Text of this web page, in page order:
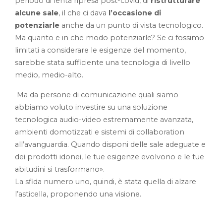
alcune sale, il che ci dava l’occasione di
potenziarle anche da un punto di vista tecnologico.
Ma quanto e in che modo potenziarle? Se ci fossimo
limitati a considerare le esigenze del momento,
sarebbe stata sufficiente una tecnologia di livello
medio, medio-alto.
Ma da persone di comunicazione quali siamo
abbiamo voluto investire su una soluzione
tecnologica audio-video estremamente avanzata,
ambienti domotizzati e sistemi di collaboration
all’avanguardia. Quando disponi delle sale adeguate e
dei prodotti idonei, le tue esigenze evolvono e le tue
abitudini si trasformano».
La sfida numero uno, quindi, è stata quella di alzare
l’asticella, proponendo una visione.